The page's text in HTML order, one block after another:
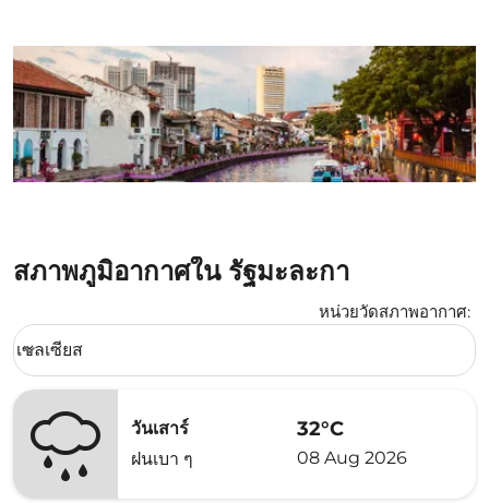
สภาพภูมิอากาศใน รัฐมะละกา
หน่วยวัดสภาพอากาศ:
Weather unit option เซลเซียส Selected
เซลเซียส
keyboard_arrow_down
วันเสาร์
ฝนเบา ๆ
32°C
08 Aug 2026